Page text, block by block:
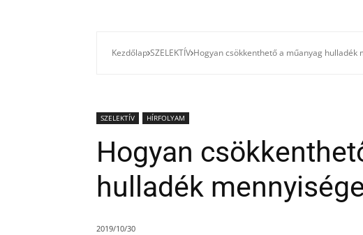
Kezdőlap SZELEKTÍV Hogyan csökkenthető a műanyag hulladék
SZELEKTÍV HÍRFOLYAM
Hogyan
hulladék
2019/10/30